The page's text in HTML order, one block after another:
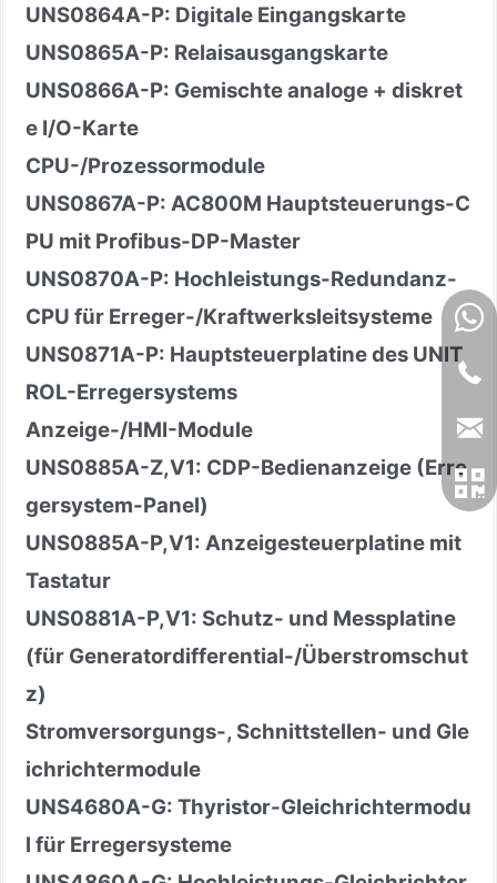
UNS0864A-P: Digitale Eingangskarte
UNS0865A-P: Relaisausgangskarte
UNS0866A-P: Gemischte analoge + diskret
e I/O-Karte
CPU-/Prozessormodule
UNS0867A-P: AC800M Hauptsteuerungs-C
PU mit Profibus-DP-Master
UNS0870A-P: Hochleistungs-Redundanz-
CPU für Erreger-/Kraftwerksleitsysteme
UNS0871A-P: Hauptsteuerplatine des UNIT
ROL-Erregersystems
Anzeige-/HMI-Module
UNS0885A-Z,V1: CDP-Bedienanzeige (Erre
gersystem-Panel)
UNS0885A-P,V1: Anzeigesteuerplatine mit
Tastatur
UNS0881A-P,V1: Schutz- und Messplatine
(für Generatordifferential-/Überstromschut
z)
Stromversorgungs-, Schnittstellen- und Gle
ichrichtermodule
UNS4680A-G: Thyristor-Gleichrichtermodu
l für Erregersysteme